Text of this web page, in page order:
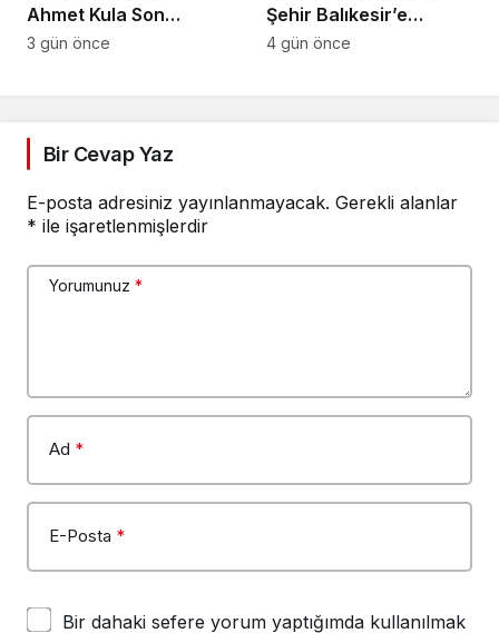
Ahmet Kula Son
Yolculuğuna Uğurlandı
3 gün önce
Şehir Balıkesir’e
Fransız Devinden Yeni
4 gün önce
Bir Cevap Yaz
E-posta adresiniz yayınlanmayacak. Gerekli alanlar
* ile işaretlenmişlerdir
Yorumunuz *
Ad *
E-Posta *
Bir dahaki sefere yorum yaptığımda kullanılmak